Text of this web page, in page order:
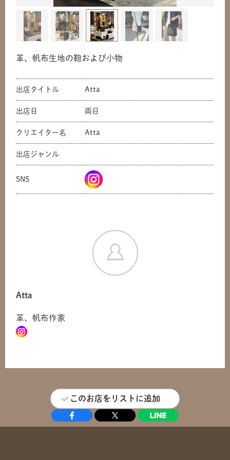
革、帆布生地の鞄および小物
出店タイトル Atta
出店日 両日
クリエイター名 Atta
出店ジャンル
SNS
Atta
革、帆布作家
このお店をリストに追加
共有方法を選択